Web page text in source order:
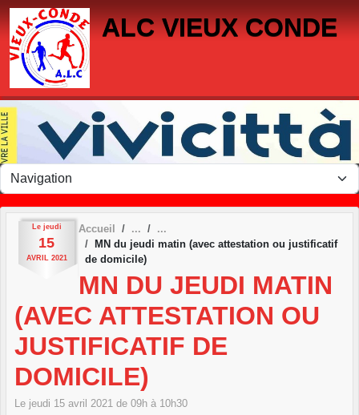
ALC VIEUX CONDE
Le jeudi
15
AVRIL 2021
Accueil
MN du jeudi matin (avec attestation ou justificatif
de domicile)
MN DU JEUDI MATIN
(AVEC ATTESTATION OU
JUSTIFICATIF DE
DOMICILE)
Le jeudi 15 avril 2021 de 09h à 10h30
Panneau de gestion des cookies